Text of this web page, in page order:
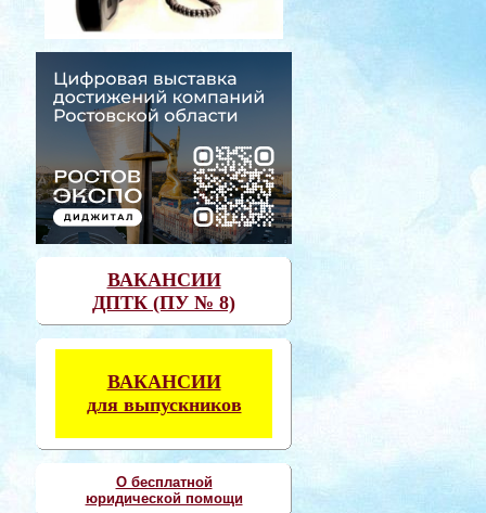
ВАКАНСИИ
ДПТК (ПУ № 8)
ВАКАНСИИ
для выпускников
О бесплатной
юридической помощи